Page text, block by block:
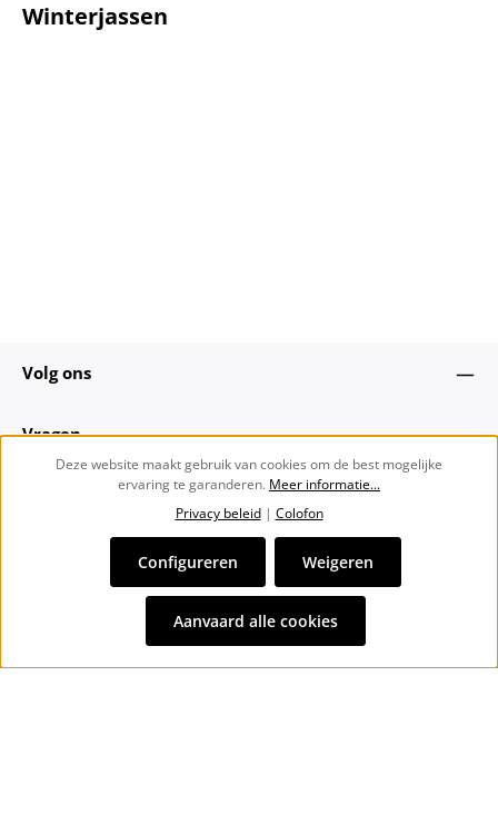
Winterjassen
Volg ons
Vragen
Alle prijzen incl. btw plusverzendkosten
bezorgkosten, indien niet anders vermeld.
Deze website maakt gebruik van cookies om de best mogelijke
ervaring te garanderen. Meer informatie...
Privacy beleid| Colofon
Weigeren
Configureren
Aanvaard alle cookies